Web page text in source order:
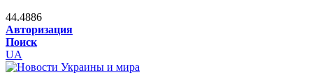
44.4886
Авторизация
Поиск
UA